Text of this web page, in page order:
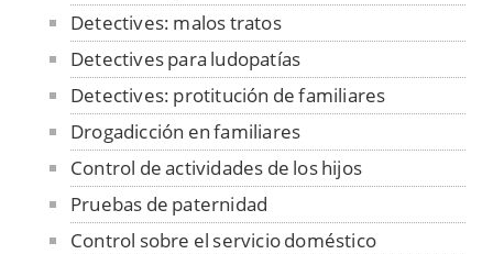
Detectives: malos tratos
Detectives para ludopatías
Detectives: protitución de familiares
Drogadicción en familiares
Control de actividades de los hijos
Pruebas de paternidad
Control sobre el servicio doméstico